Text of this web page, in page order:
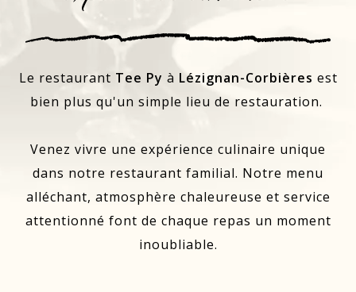
Le restaurant Tee Py à Lézignan-Corbières est
bien plus qu'un simple lieu de restauration.
Venez vivre une expérience culinaire unique
dans notre restaurant familial. Notre menu
alléchant, atmosphère chaleureuse et service
attentionné font de chaque repas un moment
inoubliable.